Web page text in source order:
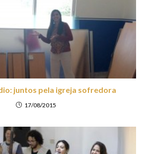
juntos pela igreja sofredora
17/08/2015